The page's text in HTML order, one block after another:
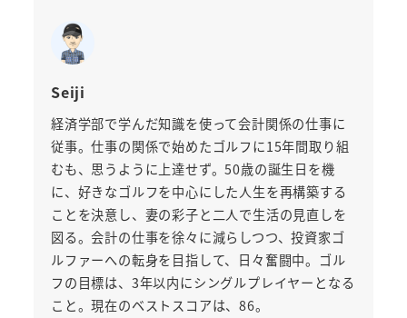
Seiji
経済学部で学んだ知識を使って会計関係の仕事に
従事。仕事の関係で始めたゴルフに15年間取り組
むも、思うように上達せず。50歳の誕生日を機
に、好きなゴルフを中心にした人生を再構築する
ことを決意し、妻の彩子と二人で生活の見直しを
図る。会計の仕事を徐々に減らしつつ、投資家ゴ
ルファーへの転身を目指して、日々奮闘中。ゴル
フの目標は、3年以内にシングルプレイヤーとなる
こと。現在のベストスコアは、86。